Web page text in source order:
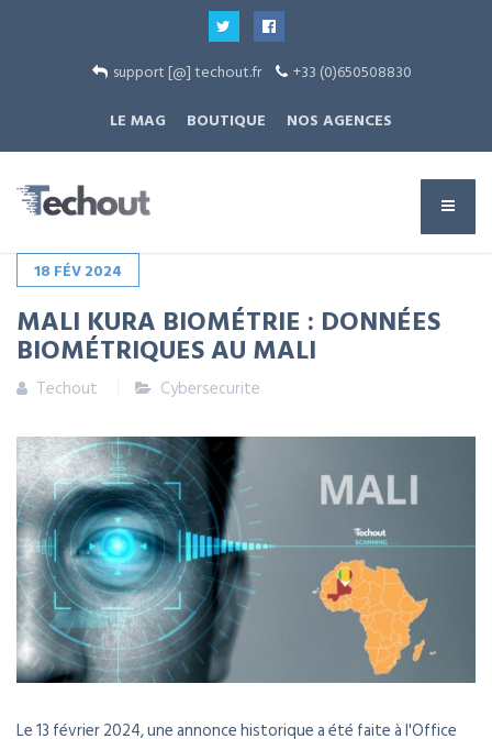
support [@] techout.fr
+33 (0)650508830
LE MAG
BOUTIQUE NOS AGENCES
18 FÉV2024
MALI KURA BIOMÉTRIE : DONNÉES
BIOMÉTRIQUES AU MALI
Techout Cybersecurite
Le 13 février 2024, une annonce historique a été faite à l'Office